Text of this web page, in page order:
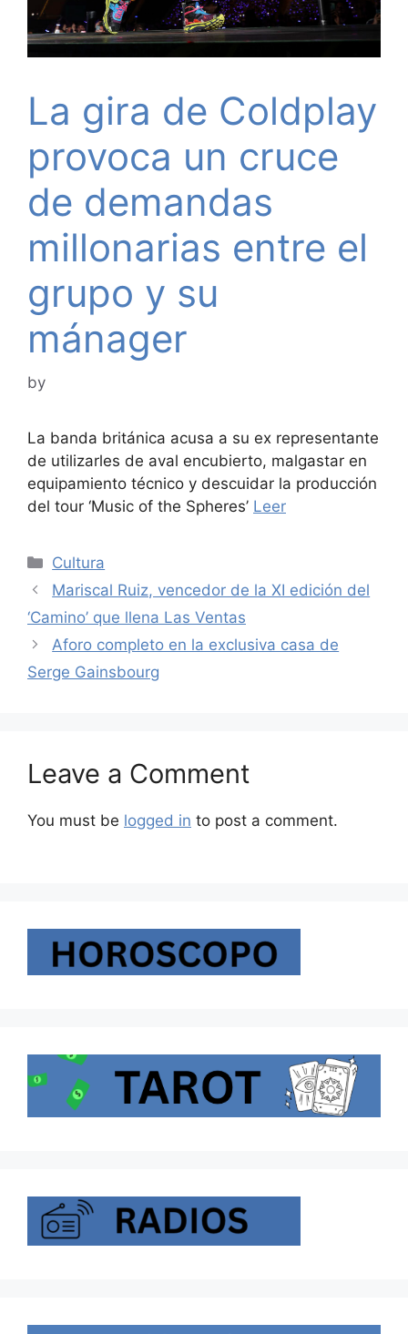
La gira de Coldplay
provoca un cruce
de demandas
millonarias entre el
grupo y su
mánager
by
La banda británica acusa a su ex representante
de utilizarles de aval encubierto, malgastar en
equipamiento técnico y descuidar la producción
del tour ‘Music of the Spheres’ Leer
Categories
Cultura
Mariscal Ruiz, vencedor de la XI edición del
‘Camino’ que llena Las Ventas
Aforo completo en la exclusiva casa de
Serge Gainsbourg
Leave a Comment
You must be logged in to post a comment.